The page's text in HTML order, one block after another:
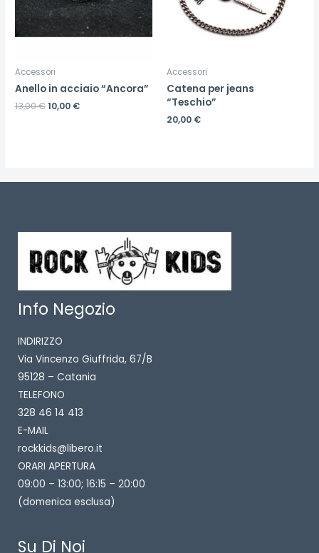
Accessori
Anello in acciaio “Ancora”
13,00€10,00 €
Accessori
Catena per jeans
“Teschio”
20,00 €
Info Negozio
INDIRIZZO
Via Vincenzo Giuffrida, 67/B
95128 – Catania
TELEFONO
328 46 14 413
E-MAIL
rockkids@libero.it
ORARI APERTURA
09:00 – 13:00; 16:15 – 20:00
(domenica esclusa)
Su Di Noi